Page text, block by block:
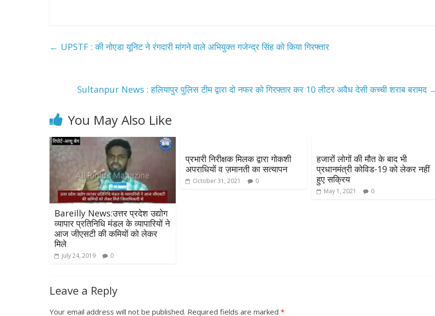
← UPSTF : की नोएडा यूनिट ने रंगदारी मांगने वाले अभियुक्त गजेन्द्र सिंह को किया गिरफ्तार
Sultanpur News : हलियापुर पुलिस टीम द्वारा दो नफर को गिरफ्तार कर 10 लीटर अवैध देसी कच्ची शराब बरामद
You May Also Like
Bareilly News:उत्तर प्रदेश उद्योग
व्यापार प्रतिनिधि मंडल के व्यापारियों ने
आज जीएसटी की कमियों को लेकर
मिले
July 24, 2019 0
प्रभारी निरीक्षक मिलक द्वारा गोकशी
अपराधियों व ज़मानती का सत्यापन
October 31, 2021 0
हजारों लोगों की मौत के बाद भी
प्रधानमंत्री कोविड-19 को लेकर नहीं
हुए सक्रिय
May 1, 2021 0
Leave a Reply
Your email address will not be published. Required fields are marked *